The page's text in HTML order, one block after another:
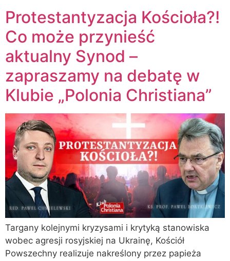
Protestantyzacja Kościoła?!
Co może przynieść
aktualny Synod –
zapraszamy na debatę w
Klubie „Polonia Christiana”
Targany kolejnymi kryzysami i krytyką stanowiska
wobec agresji rosyjskiej na Ukrainę, Kościół
Powszechny realizuje nakreślony przez papieża